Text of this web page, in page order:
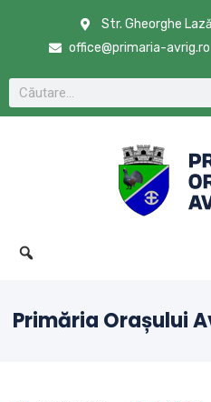
Str. Gheorghe
office@primaria-avrig.ro
Primăria Orașului